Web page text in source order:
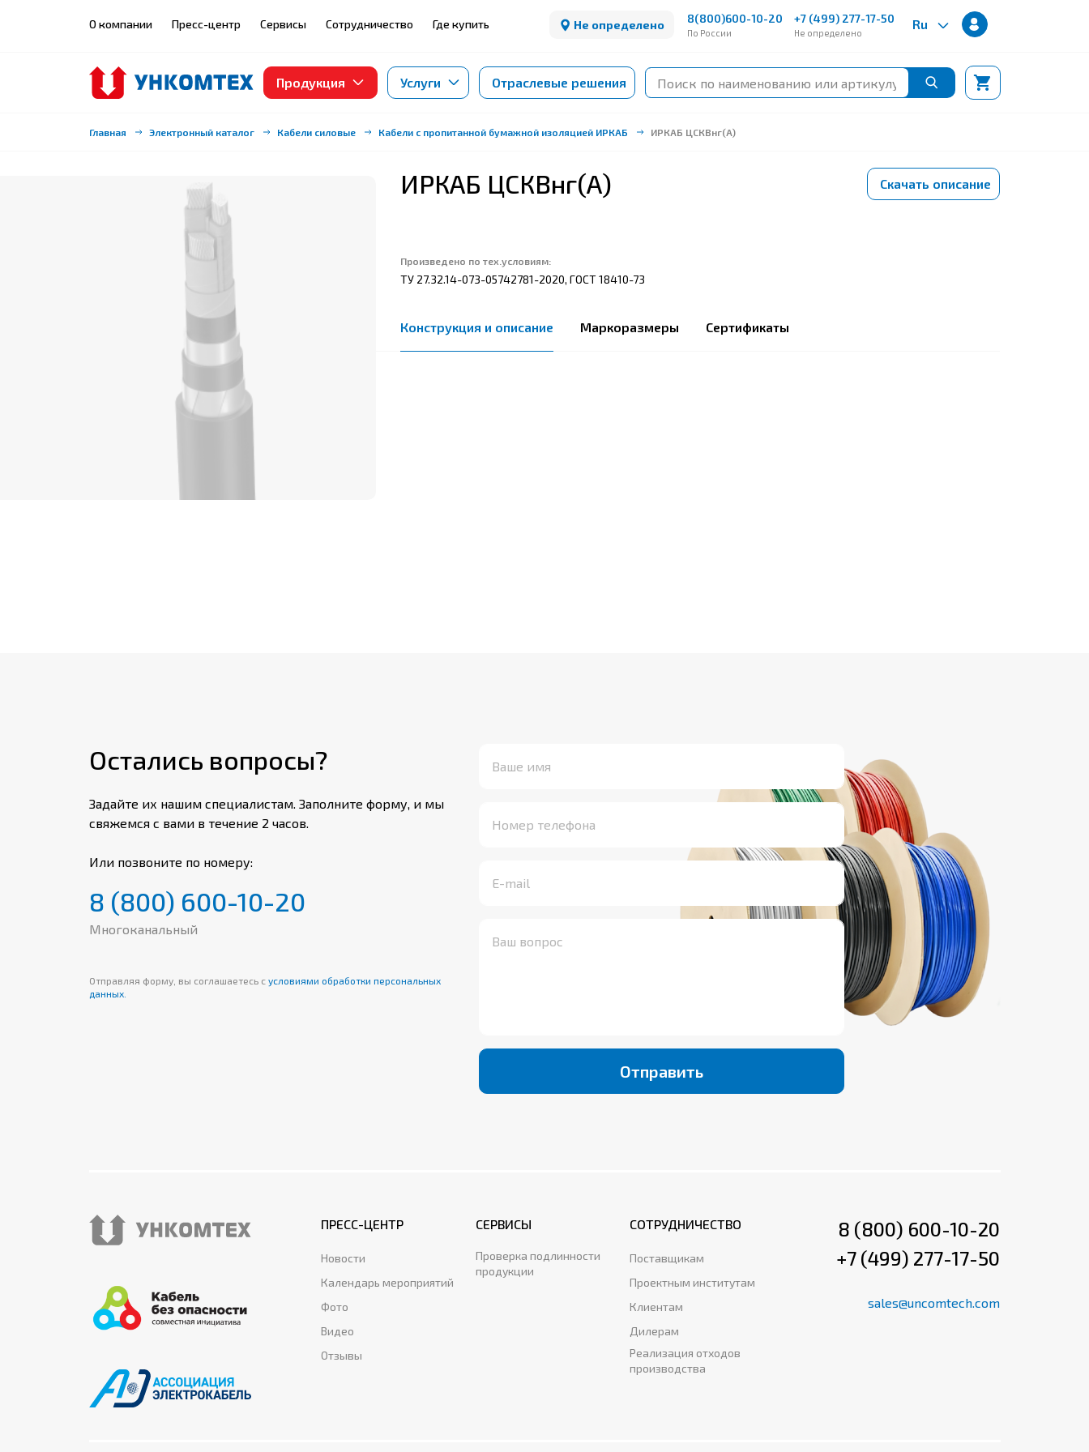
О компании Пресс-центр Сервисы Сотрудничество Где купить Не определено 8(800)600-10-20
По России
+7 (499) 277-17-50
Не определено
Ru
Продукция Услуги Отраслевые решения
Главная Электронный каталог Кабели силовые Кабели с пропитанной бумажной изоляцией ИРКАБ ИРКАБ ЦСКВнг(А)
ИРКАБ ЦСКВнг(А) Скачать описание
Произведено по тех.условиям:
ТУ 27.32.14-073-05742781-2020, ГОСТ 18410-73
Конструкция и описание Маркоразмеры Сертификаты
Остались вопросы?
Задайте их нашим специалистам. Заполните форму, и мы
свяжемся с вами в течение 2 часов.
Или позвоните по номеру:
8 (800) 600-10-20
Многоканальный
Отправляя форму, вы соглашаетесь с условиями обработки персональных
данных.
Отправить
ПРЕСС-ЦЕНТР
Новости
Календарь мероприятий
Фото
Видео
Отзывы
СЕРВИСЫ
Проверка подлинности
продукции
СОТРУДНИЧЕСТВО
Поставщикам
Проектным институтам
Клиентам
Дилерам
Реализация отходов
производства
8 (800) 600-10-20
+7 (499) 277-17-50
sales@uncomtech.com